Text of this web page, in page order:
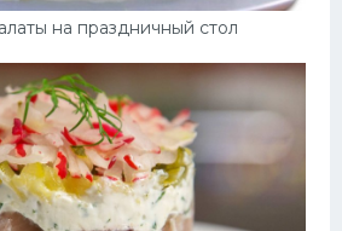
на праздничный стол